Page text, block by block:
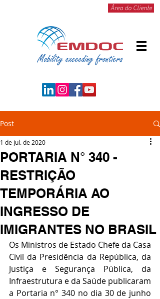
Área do Cliente
Post
PORTARIA N° 340 -
RESTRIÇÃO
TEMPORÁRIA AO
INGRESSO DE
IMIGRANTES NO BRASIL
1 de jul. de 2020
Os Ministros de Estado Chefe da Casa
Civil da Presidência da República, da
Justiça e Segurança Pública, da
Infraestrutura e da Saúde publicaram
a Portaria n° 340 no dia 30 de junho